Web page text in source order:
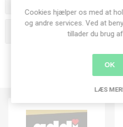
Populære tags
Cookies hjælper os med at
og andre services. Ved at
tillader du brug
OK
LÆS